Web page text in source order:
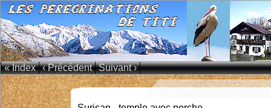
« Index ‹ Précédent Suivant ›